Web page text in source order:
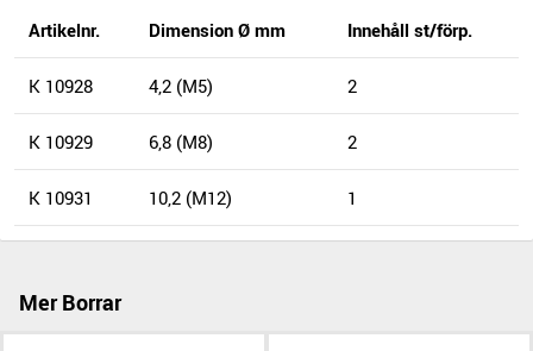
Artikelnr. Dimension Ø mm Innehåll st/förp.
K 10928 4,2 (M5) 2
K 10929 6,8 (M8) 2
K 10931 10,2 (M12) 1
Mer Borrar